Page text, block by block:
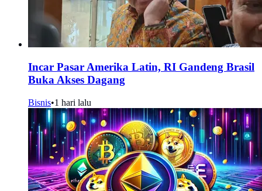
Incar Pasar Amerika Latin, RI Gandeng Brasil
Buka Akses Dagang
Bisnis•1 hari lalu